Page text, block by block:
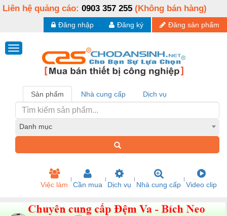
Liên hệ quảng cáo: 0903 357 255 (Không bán hàng)
Đăng sản phẩm
Đăng ký
Đăng nhập
Sản phẩm Nhà cung cấp Dịch vụ
Danh mục
Việc làm Cần mua Dịch vụ Nhà cung cấp Video clip